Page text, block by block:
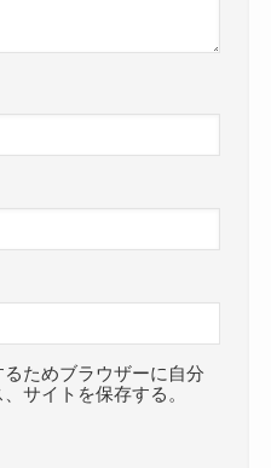
ためブラウザーに自分
サイトを保存する。